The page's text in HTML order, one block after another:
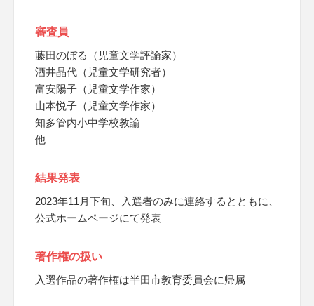
審査員
藤田のぼる（児童文学評論家）
酒井晶代（児童文学研究者）
富安陽子（児童文学作家）
山本悦子（児童文学作家）
知多管内小中学校教諭
他
結果発表
2023年11月下旬、入選者のみに連絡するとともに、
公式ホームページにて発表
著作権の扱い
入選作品の著作権は半田市教育委員会に帰属